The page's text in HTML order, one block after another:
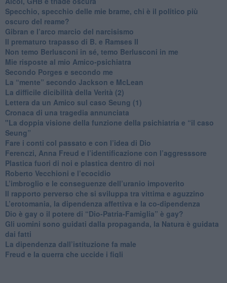
​Specchio, specchio delle mie brame, chi è il politico più
oscuro del reame?
​Gibran e l’arco marcio del narcisismo
​Il prematuro trapasso di B. e Ramses II
​Non temo Berlusconi in sé, temo Berlusconi in me
​Mie risposte al mio Amico-psichiatra
​Secondo Porges e secondo me
​La “mente” secondo Jackson e McLean
La difficile dicibilità della Verità (2)
​Lettera da un Amico sul caso Seung (1)
​Cronaca di una tragedia annunciata
"​La doppia visione della funzione della psichiatria e “il caso
Seung”
​Fare i conti col passato e con l’idea di Dio
​Ferenczi, Anna Freud e l’identificazione con l’aggresssore
Plastica fuori di noi e plastica dentro di noi
​Roberto Vecchioni e l’ecocidio
​L’imbroglio e le conseguenze dell’uranio impoverito
​Il rapporto perverso che si sviluppa tra vittima e aguzzino
L’erotomania, la dipendenza affettiva e la co-dipendenza
​Dio è gay o il potere di “Dio-Patria-Famiglia” è gay?
​Gli uomini sono guidati dalla propaganda, la Natura è guidata
dai fatti
La dipendenza dall’istituzione fa male
​Freud e la guerra che uccide i figli